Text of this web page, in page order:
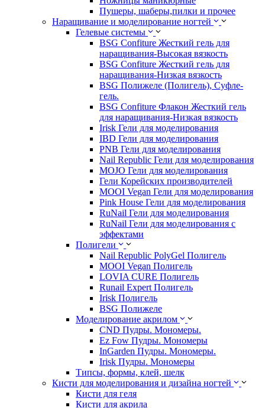
Пушеры, шаберы,пилки и прочее
Наращивание и моделирование ногтей
Гелевые системы
BSG Confiture Жесткий гель для
наращивания-Высокая вязкость
BSG Confiture Жесткий гель для
наращивания-Низкая вязкость
BSG Полижеле (Полигель), Суфле-
гель.
BSG Confiture Флакон Жесткий гель
для наращивания-Низкая вязкость
Irisk Гели для моделирования
IBD Гели для моделирования
PNB Гели для моделирования
Nail Republic Гели для моделирования
MOJO Гели для моделирования
Гели Корейских производителей
MOOI Vegan Гели для моделирования
Pink House Гели для моделирования
RuNail Гели для моделирования
RuNail Гели для моделирования с
эффектами
Полигели
Nail Republic PolyGel Полигель
MOOI Vegan Полигель
LOVIA CURE Полигель
Runail Expert Полигель
Irisk Полигель
BSG Полижеле
Моделирование акрилом
CND Пудры. Мономеры.
Ez Fow Пудры. Мономеры
InGarden Пудры. Мономеры.
Irisk Пудры. Мономеры
Типсы, формы, клей, шелк
Кисти для моделирования и дизайна ногтей
Кисти для геля
Кисти для акрила